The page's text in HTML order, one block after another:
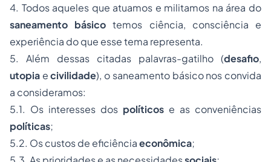
4. Todos aqueles que atuamos e militamos na área do
saneamento básico temos ciência, consciência e
experiência do que esse tema representa.
5. Além dessas citadas palavras-gatilho (desafio,
utopia ecivilidade), o saneamento básico nos convida
a consideramos:
5.1. Os interesses dos políticos e as conveniências
políticas;
5.2. Os custos de eficiênciaeconômica;